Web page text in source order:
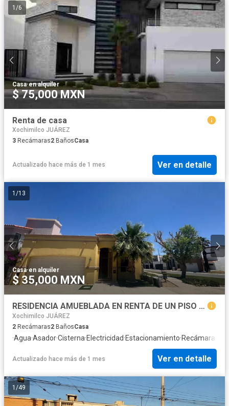
1 /6
Casa·en alquiler
$ 75,000 MXN
Renta de casa
Xochimilco JUÁREZ
3 Recámaras2 BañosCasa
Actualizado hace más de 1 mes Ver en detalle
1 /13
Casa·en alquiler
$ 35,000 MXN
RESIDENCIA AMUEBLADA EN RENTA DE UN PISO EN FRACCIONAMIENTO ANDALUZ
Xochimilco JUÁREZ
2 Recámaras2 BañosCasa
·Agua·Asador·Cisterna·Electricidad·Estacionamiento·Recámara
Actualizado hace más de 1 mes Ver en detalle
1 /49